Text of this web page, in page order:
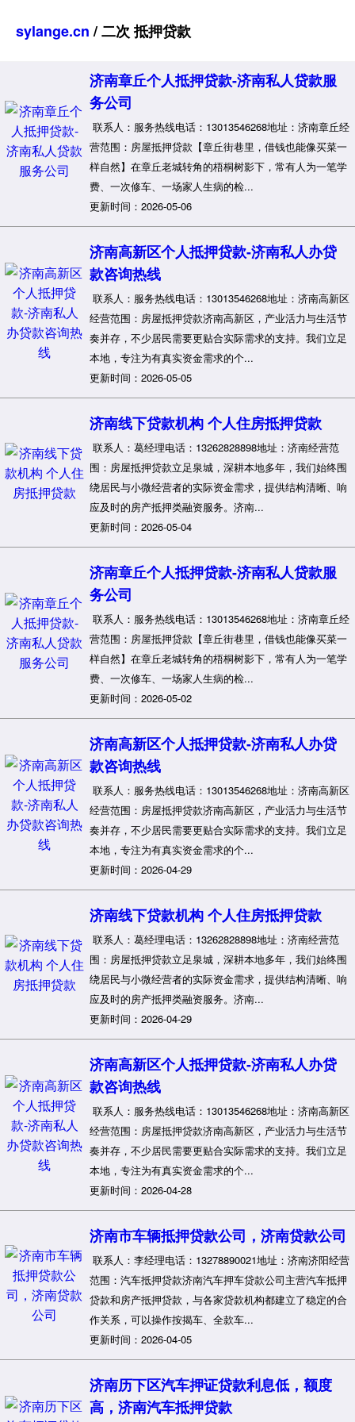
sylange.cn / 二次 抵押贷款
济南章丘个人抵押贷款-济南私人贷款服
务公司
联系人：服务热线电话：13013546268地址：济南章丘经
营范围：房屋抵押贷款【章丘街巷里，借钱也能像买菜一
样自然】在章丘老城转角的梧桐树影下，常有人为一笔学
费、一次修车、一场家人生病的检...
更新时间：2026-05-06
济南高新区个人抵押贷款-济南私人办贷
款咨询热线
联系人：服务热线电话：13013546268地址：济南高新区
经营范围：房屋抵押贷款济南高新区，产业活力与生活节
奏并存，不少居民需要更贴合实际需求的支持。我们立足
本地，专注为有真实资金需求的个...
更新时间：2026-05-05
济南线下贷款机构 个人住房抵押贷款
联系人：葛经理电话：13262828898地址：济南经营范
围：房屋抵押贷款立足泉城，深耕本地多年，我们始终围
绕居民与小微经营者的实际资金需求，提供结构清晰、响
应及时的房产抵押类融资服务。济南...
更新时间：2026-05-04
济南章丘个人抵押贷款-济南私人贷款服
务公司
联系人：服务热线电话：13013546268地址：济南章丘经
营范围：房屋抵押贷款【章丘街巷里，借钱也能像买菜一
样自然】在章丘老城转角的梧桐树影下，常有人为一笔学
费、一次修车、一场家人生病的检...
更新时间：2026-05-02
济南高新区个人抵押贷款-济南私人办贷
款咨询热线
联系人：服务热线电话：13013546268地址：济南高新区
经营范围：房屋抵押贷款济南高新区，产业活力与生活节
奏并存，不少居民需要更贴合实际需求的支持。我们立足
本地，专注为有真实资金需求的个...
更新时间：2026-04-29
济南线下贷款机构 个人住房抵押贷款
联系人：葛经理电话：13262828898地址：济南经营范
围：房屋抵押贷款立足泉城，深耕本地多年，我们始终围
绕居民与小微经营者的实际资金需求，提供结构清晰、响
应及时的房产抵押类融资服务。济南...
更新时间：2026-04-29
济南高新区个人抵押贷款-济南私人办贷
款咨询热线
联系人：服务热线电话：13013546268地址：济南高新区
经营范围：房屋抵押贷款济南高新区，产业活力与生活节
奏并存，不少居民需要更贴合实际需求的支持。我们立足
本地，专注为有真实资金需求的个...
更新时间：2026-04-28
济南市车辆抵押贷款公司，济南贷款公司
联系人：李经理电话：13278890021地址：济南济阳经营
范围：汽车抵押贷款济南汽车押车贷款公司主营汽车抵押
贷款和房产抵押贷款，与各家贷款机构都建立了稳定的合
作关系，可以操作按揭车、全款车...
更新时间：2026-04-05
济南历下区汽车押证贷款利息低，额度
高，济南汽车抵押贷款